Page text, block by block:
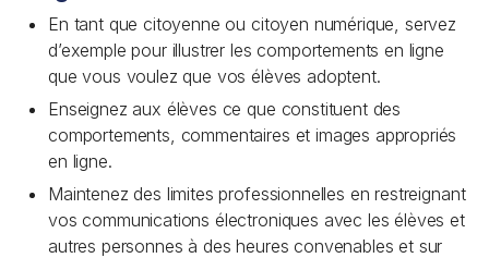
En tant que citoyenne ou citoyen numérique, servez
d’exemple pour illustrer les comportements en ligne
que vous voulez que vos élèves adoptent.
Enseignez aux élèves ce que constituent des
comportements, commentaires et images appropriés
en ligne.
Maintenez des limites professionnelles en restreignant
vos communications électroniques avec les élèves et
autres personnes à des heures convenables et sur